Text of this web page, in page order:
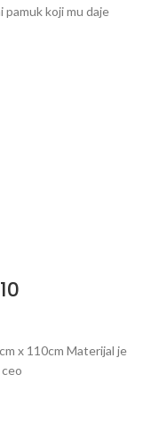
koji mu daje
x 110cm Materijal je